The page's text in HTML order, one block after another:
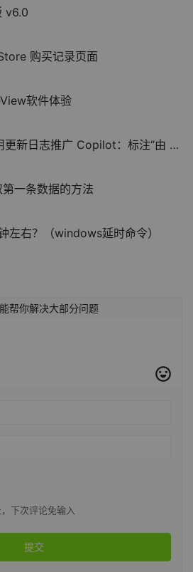
v6.0
购买记录页面
软件体验
日志推广 Copilot：标注“由 AI 生成”
一条数据的方法
左右？（windows延时命令）
帮你解决大部分问题
下次评论免输入
提交